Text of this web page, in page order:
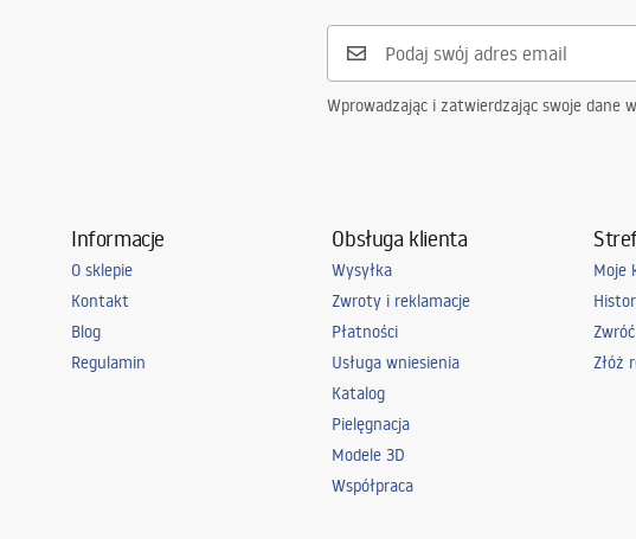
JS-B801-1
5 lat
Wprowadzając i zatwierdzając swoje
Informacje
O sklepie
Kontakt
Blog
Regulamin
Obsługa klienta
Wysyłka
Zwroty i reklamacje
Płatności
Usługa wniesienia
Katalog
Pielęgnacja
Modele 3D
Współpraca
Moje
Złóż